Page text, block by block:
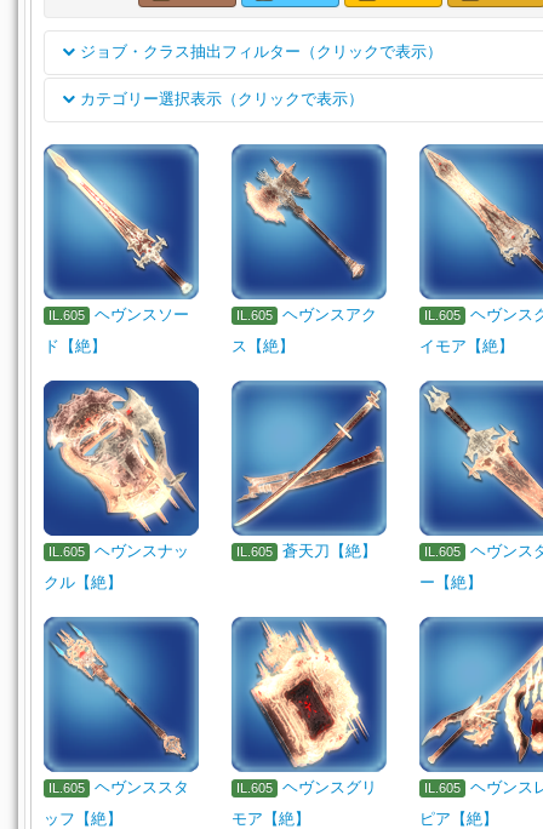
ジョブ・クラス抽出フィルター（クリックで表示）
クラス
ジョブ
カテゴリー選択表示（クリックで表示）
双剣 両手剣 銃 天球儀 魔道書(学専) 刀 細剣
投擲武器 両手鎌 片手剣 両手斧
両手呪具 魔道書 胴防具
足防具 水産物 雑貨 その他 ミニオン 庭具
調度品(壁掛)
IL.605
ヘヴンスソー
ド【絶】
IL.605
ヘヴンスアク
ス【絶】
IL.605
ヘヴンス
イモア【絶】
IL.605
ヘヴンスナッ
クル【絶】
IL.605 蒼天刀【絶】 IL.605
ヘヴンス
ー【絶】
IL.605
ヘヴンススタ
ッフ【絶】
IL.605
ヘヴンスグリ
モア【絶】
IL.605
ヘヴンス
ピア【絶】